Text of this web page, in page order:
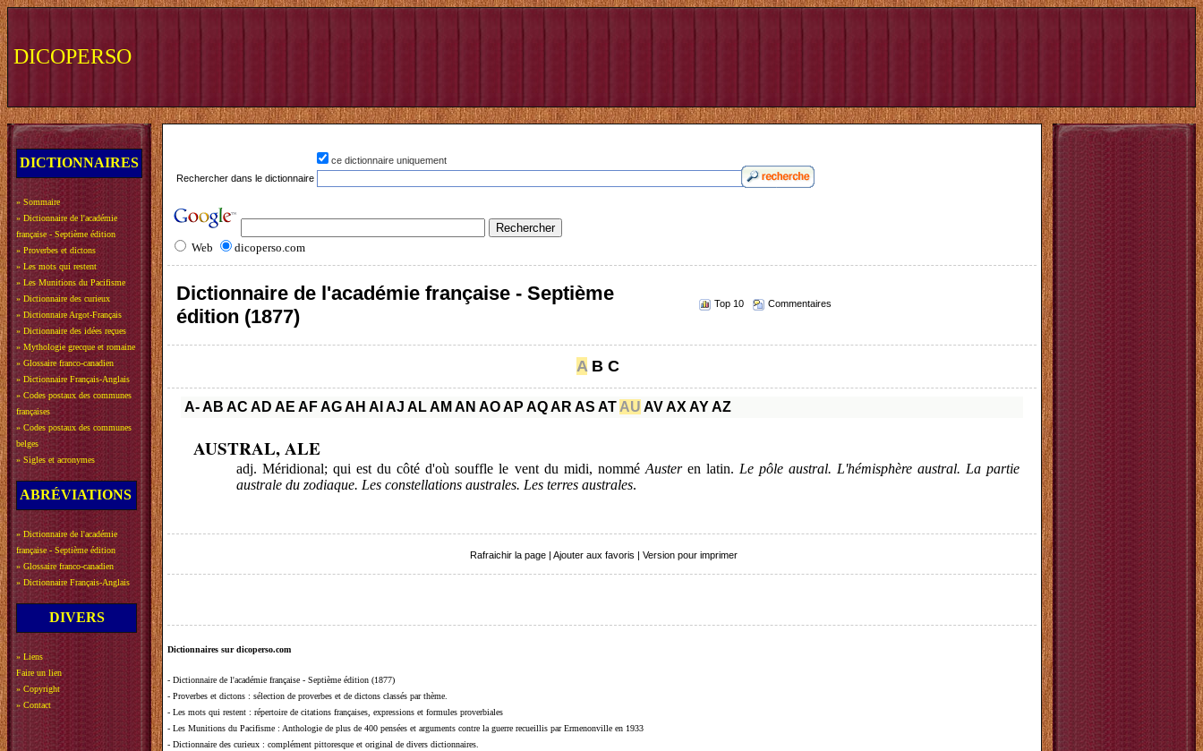
DICOPERSO
DICTIONNAIRES
» Sommaire
» Dictionnaire de l'académie
française - Septième édition
» Proverbes et dictons
» Les mots qui restent
» Les Munitions du Pacifisme
» Dictionnaire des curieux
» Dictionnaire Argot-Français
» Dictionnaire des idées reçues
» Mythologie grecque et romaine
» Glossaire franco-canadien
» Dictionnaire Français-Anglais
» Codes postaux des communes
françaises
» Codes postaux des communes
belges
» Sigles et acronymes
ABRÉVIATIONS
» Dictionnaire de l'académie
française - Septième édition
» Glossaire franco-canadien
» Dictionnaire Français-Anglais
DIVERS
» Liens
Faire un lien
» Copyright
» Contact
ce dictionnaire uniquement
Rechercher dans le dictionnaire
Web dicoperso.com
Dictionnaire de l'académie française - Septième
édition (1877)
Top 10 Commentaires
A B C
A-AB AC AD AE AFAGAH AI AJ ALAM AN AOAP AQAR AS AT AU AVAX AYAZ
AUSTRAL, ALE
adj. Méridional; qui est du côté d'où souffle le vent du midi, nommé Austeren latin. Le pôle austral. L'hémisphère austral. La partie
australe du zodiaque. Les constellations australes. Les terres australes.
Rafraichir la page | Ajouter aux favoris | Version pour imprimer
Dictionnaires sur dicoperso.com
- Dictionnaire de l'académie française - Septième édition (1877)
- Proverbes et dictons : sélection de proverbes et de dictons classés par thème.
- Les mots qui restent : répertoire de citations françaises, expressions et formules proverbiales
- Les Munitions du Pacifisme : Anthologie de plus de 400 pensées et arguments contre la guerre recueillis par Ermenonville en 1933
- Dictionnaire des curieux : complément pittoresque et original de divers dictionnaires.